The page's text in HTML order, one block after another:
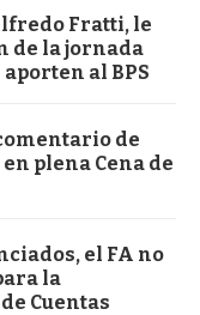
Fratti, le
de la jornada
al BPS
de
plena Cena de
el FA no
la
Cuentas